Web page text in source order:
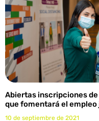
Abiertas inscripciones de
que fomentará el
10 de septiembre de 2021